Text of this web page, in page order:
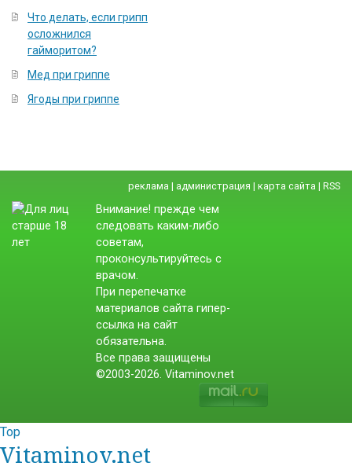
Что делать, если грипп
осложнился
гайморитом?
Мед при гриппе
Ягоды при гриппе
реклама | администрация | карта сайта | RSS
Внимание! прежде чем
следовать каким-либо
советам,
проконсультируйтесь с
врачом.
При перепечатке
материалов сайта гипер-
ссылка на сайт
обязательна.
Все права защищены
©2003-2026. Vitaminov.net
Top
Vitaminov.net